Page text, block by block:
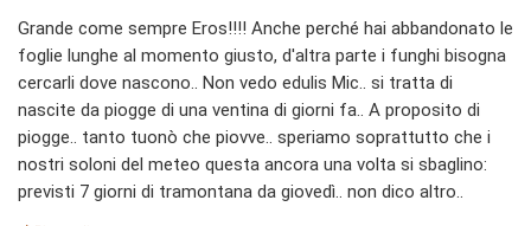
Grande come sempre Eros!!!! Anche perché hai abbandonato le
foglie lunghe al momento giusto, d'altra parte i funghi bisogna
cercarli dove nascono.. Non vedo edulis Mic.. si tratta di
nascite da piogge di una ventina di giorni fa.. A proposito di
piogge.. tanto tuonò che piovve.. speriamo soprattutto che i
nostri soloni del meteo questa ancora una volta si sbaglino:
previsti 7 giorni di tramontana da giovedì.. non dico altro..